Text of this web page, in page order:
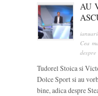
AU
Cea
Tudorel Stoica si
Dolce Sport si au
bine, adica despre